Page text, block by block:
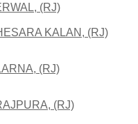
(RJ)
KALAN, (RJ)
(RJ)
(RJ)